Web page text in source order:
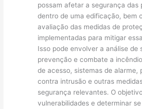
possam afetar a segurança das
dentro de uma edificação, bem
avaliação das medidas de
implementadas para mitigar
Isso pode envolver a análise de
prevenção e combate a
de acesso, sistemas de alarme,
contra intrusão e outras
segurança relevantes. O
vulnerabilidades e determinar